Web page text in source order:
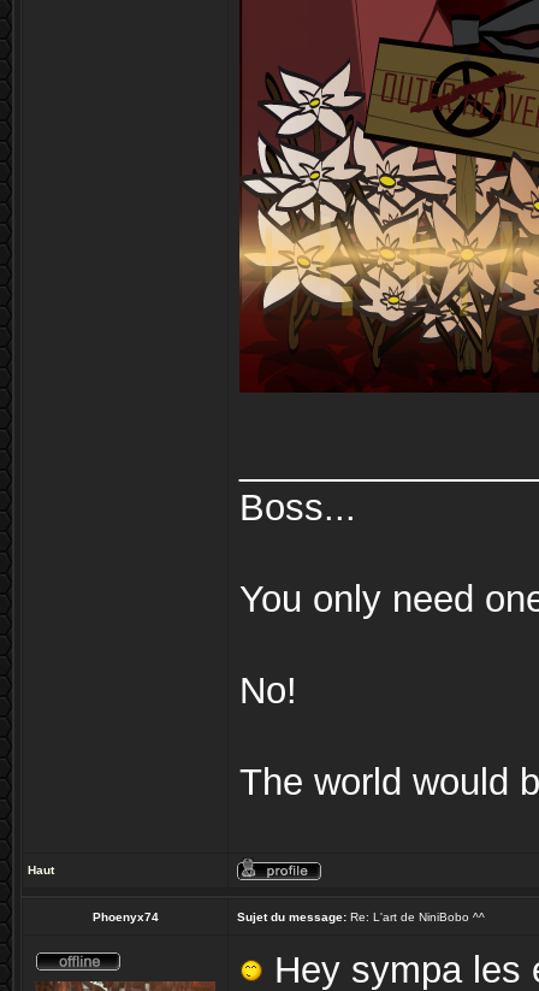
Boss...
You only need
No!
The world would
Haut
Phoenyx74 Sujet du message: Re: L'art de NiniBobo ^^
Hey sympa les